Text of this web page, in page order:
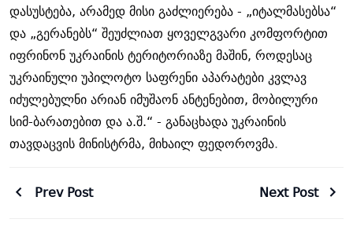
დასუსტება, არამედ მისი გაძლიერება - „იტალმასებსა“
და „გერანებს“ შეუძლიათ ყოველგვარი კომფორტით
იფრინონ უკრაინის ტერიტორიაზე მაშინ, როდესაც
უკრაინული უპილოტო საფრენი აპარატები კვლავ
იძულებულნი არიან იმუშაონ ანტენებით, მობილური
სიმ-ბარათებით და ა.შ.“ - განაცხადა უკრაინის
თავდაცვის მინისტრმა, მიხაილ ფედოროვმა.
Prev Post Next Post